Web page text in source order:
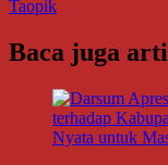
Taopik
Baca juga